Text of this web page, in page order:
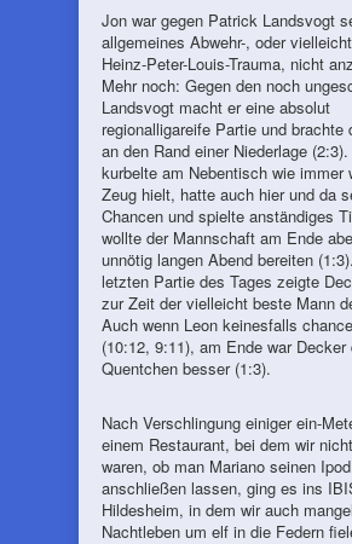
Jon war gegen Patrick Landsvogt
allgemeines Abwehr-, oder
Heinz-Peter-Louis-Trauma, nicht
Mehr noch: Gegen den noch
Landsvogt macht er eine absolut
regionalligareife Partie und brachte
an den Rand einer Niederlage
kurbelte am Nebentisch wie immer
Zeug hielt, hatte auch hier und da
Chancen und spielte anständiges
wollte der Mannschaft am Ende
unnötig langen Abend bereiten
letzten Partie des Tages zeigte
zur Zeit der vielleicht beste Mann
Auch wenn Leon keinesfalls
(10:12, 9:11), am Ende war Decker
Quentchen besser (1:3).
Nach Verschlingung einiger ein-
einem Restaurant, bei dem wir
waren, ob man Mariano seinen
anschließen lassen, ging es ins
Hildesheim, in dem wir auch
Nachtleben um elf in die Federn